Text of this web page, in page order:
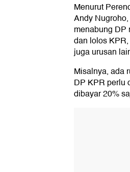
Menurut
Andy
menabung DP
dan lolos
juga urusan
Misalnya, ada
DP KPR perlu
dibayar 20%